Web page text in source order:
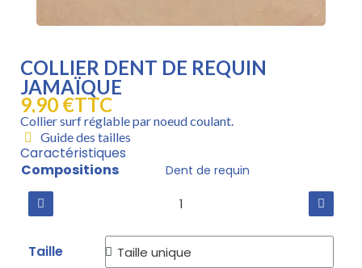
COLLIER DENT DE REQUIN
JAMAÏQUE
9,90 €TTC
Collier surf réglable par noeud coulant.
Guide des tailles
Caractéristiques
Compositions
Dent de requin
Taille